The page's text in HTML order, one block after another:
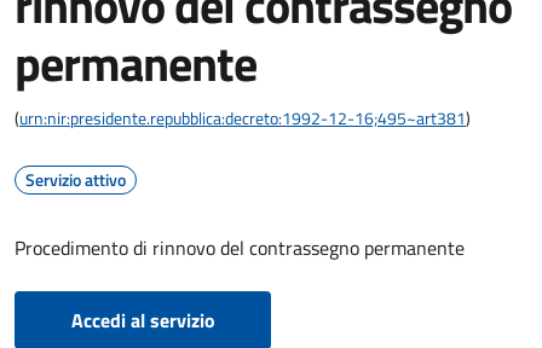
permanente
(urn:nir:presidente.repubblica:decreto:1992-12-16;495~art381)
Servizio attivo
Procedimento di rinnovo del contrassegno permanente
Accedi al servizio